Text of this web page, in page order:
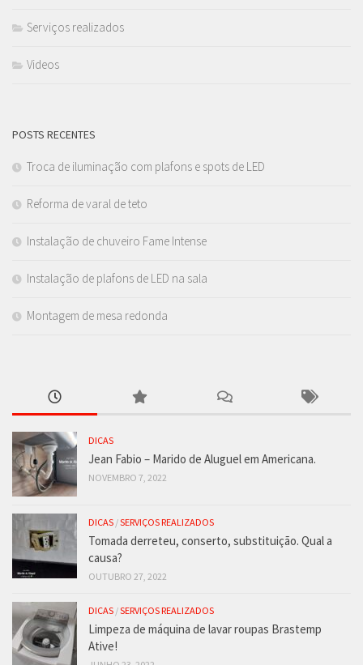
Serviços realizados
Videos
POSTS RECENTES
Troca de iluminação com plafons e spots de LED
Reforma de varal de teto
Instalação de chuveiro Fame Intense
Instalação de plafons de LED na sala
Montagem de mesa redonda
DICAS
Jean Fabio – Marido de Aluguel em Americana.
NOVEMBRO 7, 2022
DICAS /SERVIÇOS REALIZADOS
Tomada derreteu, conserto, substituição. Qual a
causa?
OUTUBRO 27, 2022
DICAS /SERVIÇOS REALIZADOS
Limpeza de máquina de lavar roupas Brastemp
Ative!